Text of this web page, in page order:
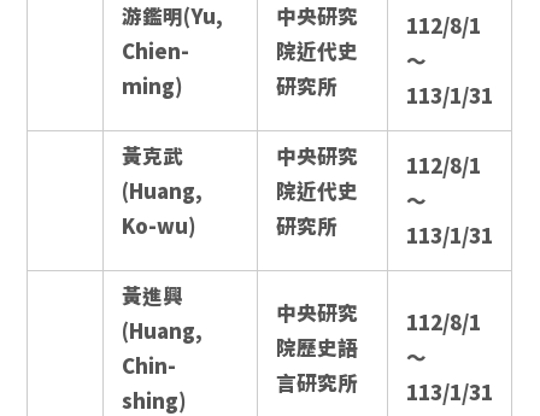
游鑑明(Yu,
Chien-
ming)
中央研究
院近代史
研究所
112/8/1
～
113/1/31
黃克武
(Huang,
Ko-wu)
中央研究
院近代史
研究所
112/8/1
～
113/1/31
黃進興
(Huang,
Chin-
shing)
中央研究
院歷史語
言研究所
112/8/1
～
113/1/31